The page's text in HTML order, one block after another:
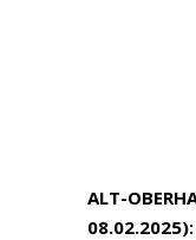
ALT-
08.02.2025):